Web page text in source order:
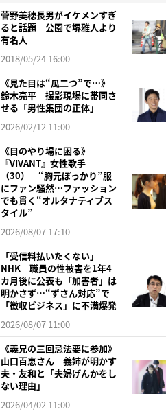
菅野美穂長男がイケメンすぎ
ると話題 公園で堺雅人より
有名人
2018/05/24 16:00
《見た目は“瓜二つ”で…》
鈴木亮平 撮影現場に帯同さ
せる「男性集団の正体」
2026/02/12 11:00
《目のやり場に困る》
『VIVANT』女性歌手
（30） “胸元ぽっかり”服
にファン騒然…ファッション
でも貫く“オルタナティブス
タイル”
2026/08/07 17:10
「受信料払いたくない」
NHK 職員の性被害を1年4
カ月後に公表も「加害者」は
明かさず…“ずさん対応”で
「徴収ビジネス」に不満爆発
2026/08/07 11:00
《義兄の三回忌法要に参加》
山口百恵さん 義姉が明かす
夫・友和と「夫婦げんかをし
ない理由」
2026/04/02 11:00